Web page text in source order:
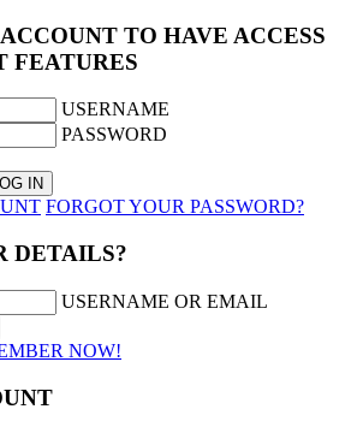
TO HAVE ACCESS
FEATURES
USERNAME
PASSWORD
FORGOT YOUR PASSWORD?
DETAILS?
USERNAME OR EMAIL
NOW!